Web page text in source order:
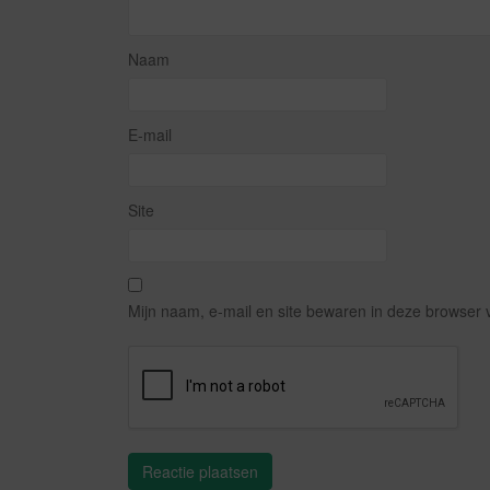
Naam
E-mail
Site
Mijn naam, e-mail en site bewaren in deze